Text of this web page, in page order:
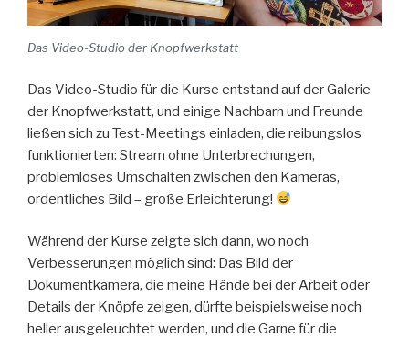
Das Video-Studio der Knopfwerkstatt
Das Video-Studio für die Kurse entstand auf der Galerie
der Knopfwerkstatt, und einige Nachbarn und Freunde
ließen sich zu Test-Meetings einladen, die reibungslos
funktionierten: Stream ohne Unterbrechungen,
problemloses Umschalten zwischen den Kameras,
ordentliches Bild – große Erleichterung!
Während der Kurse zeigte sich dann, wo noch
Verbesserungen möglich sind: Das Bild der
Dokumentkamera, die meine Hände bei der Arbeit oder
Details der Knöpfe zeigen, dürfte beispielsweise noch
heller ausgeleuchtet werden, und die Garne für die